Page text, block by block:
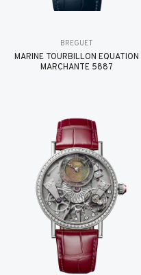
BREGUET
MARINE TOURBILLON ÉQUATION
MARCHANTE 5887